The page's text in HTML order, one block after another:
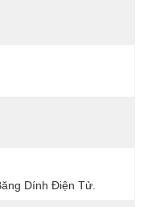
Dính Điện Tử.